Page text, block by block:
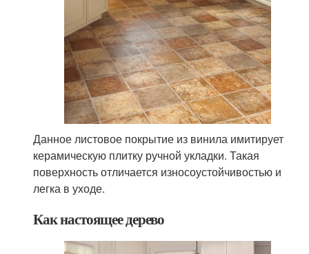
Данное листовое покрытие из винила имитирует
керамическую плитку ручной укладки. Такая
поверхность отличается износоустойчивостью и
легка в уходе.
Как настоящее дерево